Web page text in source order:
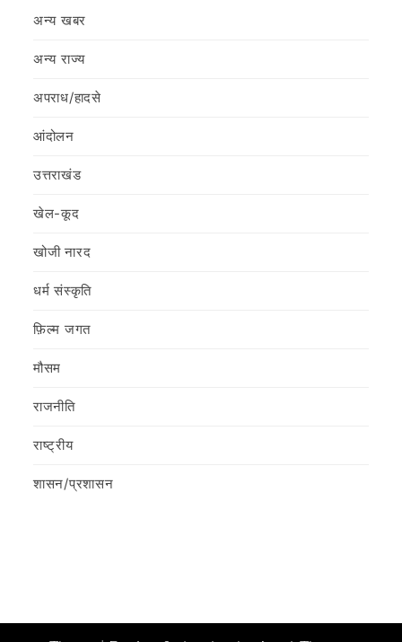
अन्य खबर
अन्य राज्य
अपराध/हादसे
आंदोलन
उत्तराखंड
खेल-कूद
खोजी नारद
धर्म संस्कृति
फ़िल्‍म जगत
मौसम
राजनीति
राष्ट्रीय
शासन/प्रशासन